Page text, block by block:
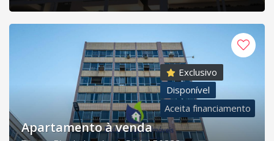
Exclusivo
Disponível
Aceita financiamento
Apartamento à venda